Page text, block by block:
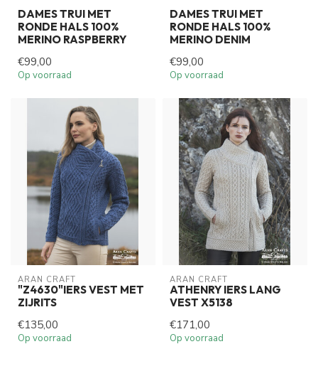
DAMES TRUI MET
RONDE HALS 100%
MERINO RASPBERRY
€99,00
Op voorraad
DAMES TRUI MET
RONDE HALS 100%
MERINO DENIM
€99,00
Op voorraad
ARAN CRAFT
"Z4630"IERS VEST MET
ZIJRITS
€135,00
Op voorraad
ARAN CRAFT
ATHENRY IERS LANG
VEST X5138
€171,00
Op voorraad